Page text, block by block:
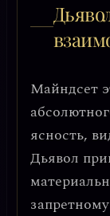
Майндсет
ясность,
Дьявол